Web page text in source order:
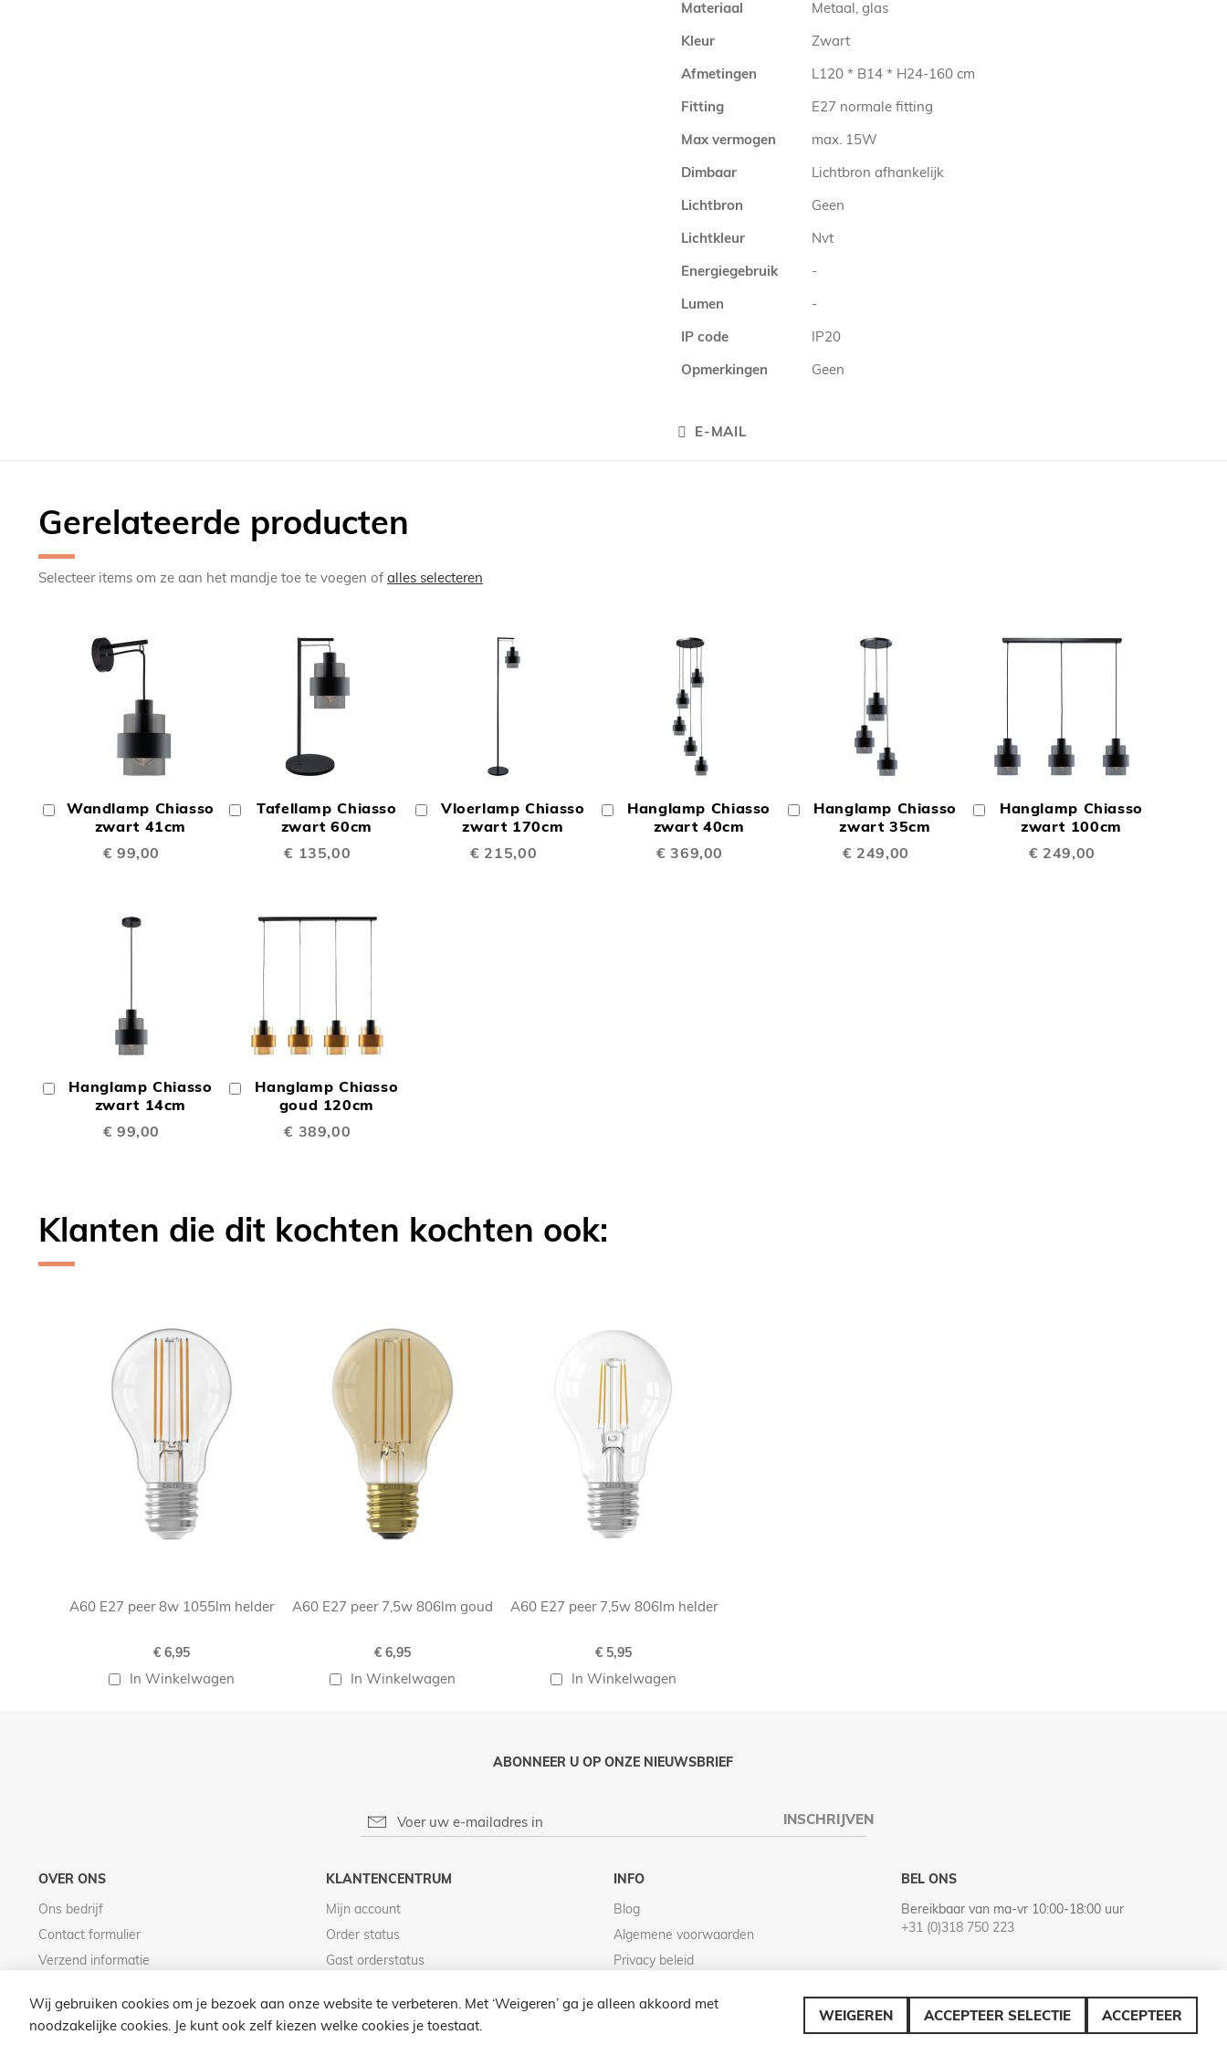
Materiaal
Metaal, glas
Kleur
Zwart
Afmetingen
L120 * B14 * H24-160 cm
Fitting
E27 normale fitting
Max vermogen
max. 15W
Dimbaar
Lichtbron afhankelijk
Lichtbron
Geen
Lichtkleur
Nvt
Energiegebruik
-
Lumen
-
IP code
IP20
Opmerkingen
Geen
E-MAIL
Gerelateerde producten
Selecteer items om ze aan het mandje toe te voegen of alles selecteren
Wandlamp Chiasso
zwart 41cm
€ 99,00
In
Winkelwagen
TE
Tafellamp Chiasso
zwart 60cm
€ 135,00
In
Winkelwagen
TE
Vloerlamp Chiasso
zwart 170cm
€ 215,00
In
Winkelwagen
TE
Hanglamp Chiasso
zwart 40cm
€ 369,00
In
Winkelwagen
TE
Hanglamp Chiasso
zwart 35cm
€ 249,00
In
Winkelwagen
TOEVOEGEN
TE
Hanglamp Chiasso
zwart 100cm
€ 249,00
In
Winkelwagen
TOEVOEGEN
TE
Hanglamp Chiasso
zwart 14cm
€ 99,00
In
Winkelwagen
TOEVOEGEN
TE
Hanglamp Chiasso
goud 120cm
€ 389,00
In
Winkelwagen
TOEVOEGEN
TE
Klanten die dit kochten kochten ook:
A60 E27 peer 8w 1055lm helder
€ 6,95
In Winkelwagen
A60 E27 peer 7,5w 806lm goud
€ 6,95
In Winkelwagen
A60 E27 peer 7,5w 806lm helder
€ 5,95
In Winkelwagen
ABONNEER U OP ONZE NIEUWSBRIEF
INSCHRIJVEN
OVER ONS
Ons bedrijf
Contact formulier
Verzend informatie
KLANTENCENTRUM
Mijn account
Order status
Gast orderstatus
INFO
Blog
Algemene voorwaarden
Privacy beleid
BEL ONS
Bereikbaar van ma-vr 10:00-18:00 uur
+31 (0)318 750 223
© 2026 LAMPENZO ALLE RECHTEN VOORBEHOUDEN
Wij gebruiken cookies om je bezoek aan onze website te verbeteren. Met ‘Weigeren’ ga je alleen akkoord met
noodzakelijke cookies. Je kunt ook zelf kiezen welke cookies je toestaat.
WEIGEREN ACCEPTEER SELECTIE ACCEPTEER